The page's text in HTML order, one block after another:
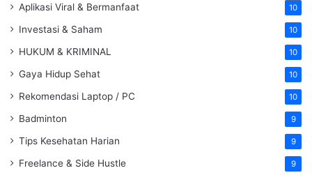
Aplikasi Viral & Bermanfaat 10
Investasi & Saham 10
HUKUM & KRIMINAL 10
Gaya Hidup Sehat 10
Rekomendasi Laptop / PC 10
Badminton 9
Tips Kesehatan Harian 9
Freelance & Side Hustle 9